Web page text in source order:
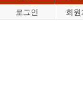
로그인
회원